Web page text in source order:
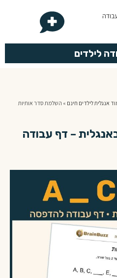
לילדים
אנגלית לילדים חינם » השלמת סדר אותיות
– דף עבודה